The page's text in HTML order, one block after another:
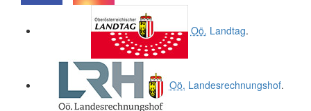
Oö. Landtag.
Oö. Landesrechnungshof.